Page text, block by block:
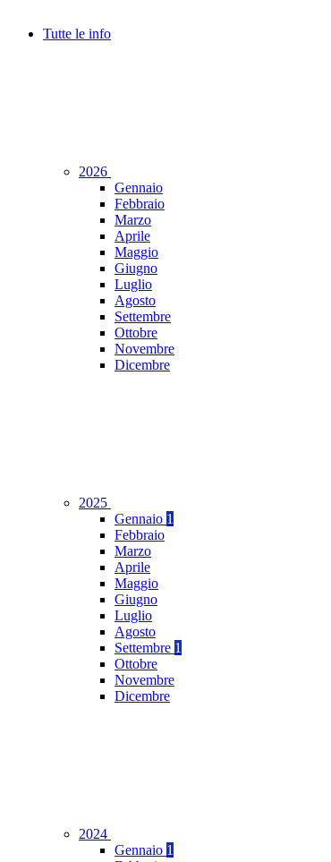
Tutte le info
2026
Gennaio
Febbraio
Marzo
Aprile
Maggio
Giugno
Luglio
Agosto
Settembre
Ottobre
Novembre
Dicembre
2025
Gennaio 1
Febbraio
Marzo
Aprile
Maggio
Giugno
Luglio
Agosto
Settembre 1
Ottobre
Novembre
Dicembre
2024
Gennaio 1